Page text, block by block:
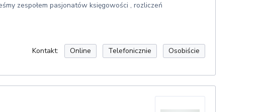
zespołem pasjonatów księgowości , rozliczeń
Kontakt: Online Telefonicznie Osobiście